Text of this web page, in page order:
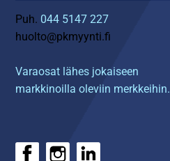
Puh. 044 5147 227
huolto@pkmyynti.fi
Varaosat lähes jokaiseen
markkinoilla oleviin merkkeihin.